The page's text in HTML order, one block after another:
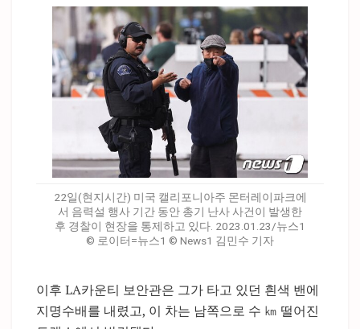
22일(현지시간) 미국 캘리포니아주 몬터레이파크에
서 음력설 행사 기간 동안 총기 난사 사건이 발생한
후 경찰이 현장을 통제하고 있다. 2023.01.23/뉴스1
© 로이터=뉴스1 © News1 김민수 기자
이후 LA카운티 보안관은 그가 타고 있던 흰색 밴에
지명수배를 내렸고, 이 차는 남쪽으로 수 ㎞ 떨어진